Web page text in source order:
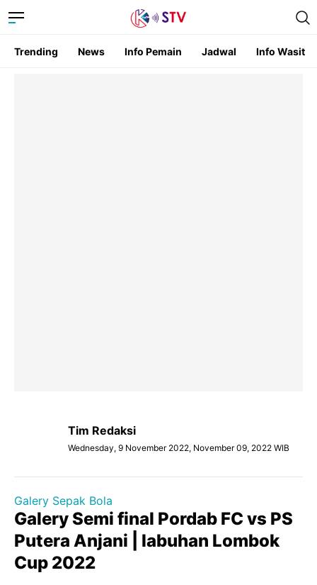
Trending News Info Pemain Jadwal Info Wasit
Tim Redaksi
Wednesday, 9 November 2022, November 09, 2022 WIB
Galery Sepak Bola
Galery Semi final Pordab FC vs PS
Putera Anjani | labuhan Lombok
Cup 2022